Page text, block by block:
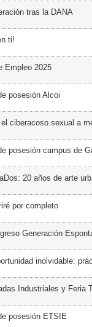
tras la DANA
ti!
Empleo 2025
posesión Alcoi
ciberacoso sexual a
posesión campus de
20 años de arte
por completo
Generación
inolvidable:
Industriales y Feria
posesión ETSIE